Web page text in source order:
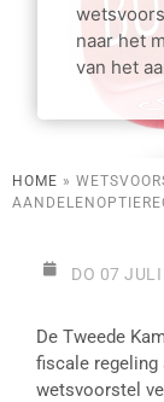
naar het
van het
HOME »
DO 07
De Tweede
fiscale regeling
wetsvoorstel